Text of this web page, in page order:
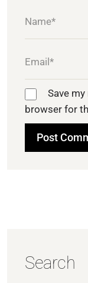
Save
browser for
Search